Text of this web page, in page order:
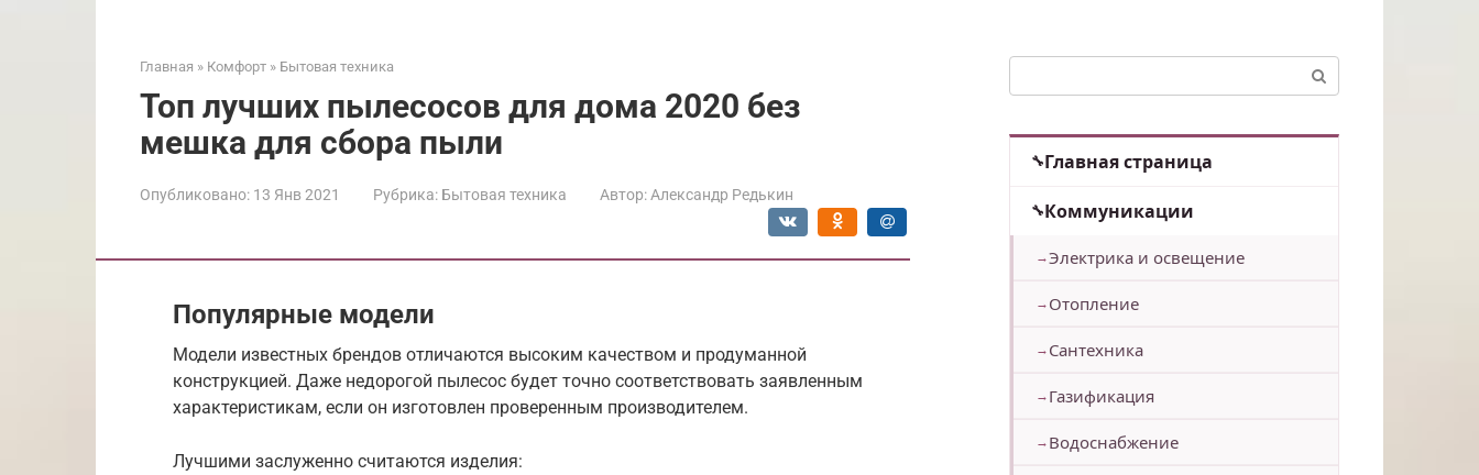
Главная » Комфорт » Бытовая техника
Топ лучших пылесосов для дома 2020 без
мешка для сбора пыли
Опубликовано: 13 Янв 2021 Рубрика: Бытовая техника Автор: Александр Редькин
Популярные модели
Модели известных брендов отличаются высоким качеством и продуманной
конструкцией. Даже недорогой пылесос будет точно соответствовать заявленным
характеристикам, если он изготовлен проверенным производителем.
Лучшими заслуженно считаются изделия:
Главная страница
Коммуникации
Электрика и освещение
Отопление
Сантехника
Газификация
Водоснабжение